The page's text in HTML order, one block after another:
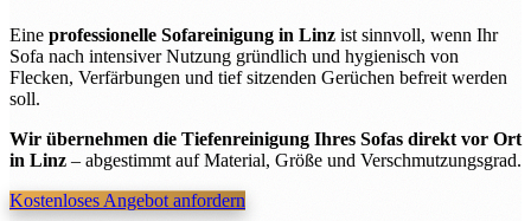
Eine professionelle Sofareinigung in Linz ist sinnvoll, wenn Ihr
Sofa nach intensiver Nutzung gründlich und hygienisch von
Flecken, Verfärbungen und tief sitzenden Gerüchen befreit werden
soll.
Wir übernehmen die Tiefenreinigung Ihres Sofas direkt vor Ort
in Linz– abgestimmt auf Material, Größe und Verschmutzungsgrad.
Kostenloses Angebot anfordern